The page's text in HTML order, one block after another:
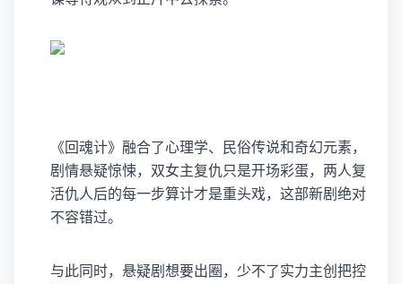
《回魂计》融合了心理学、民俗传说和奇幻元素，
剧情悬疑惊悚，双女主复仇只是开场彩蛋，两人复
活仇人后的每一步算计才是重头戏，这部新剧绝对
不容错过。
与此同时，悬疑剧想要出圈，少不了实力主创把控